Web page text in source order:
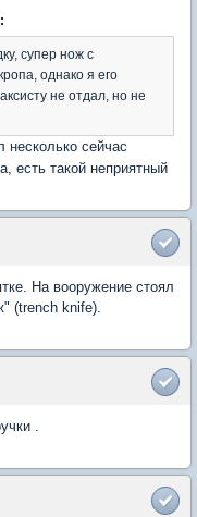
супер нож с
однако я его
не отдал, но не
несколько сейчас
есть такой неприятный
На вооружение стоял
(trench knife).
.